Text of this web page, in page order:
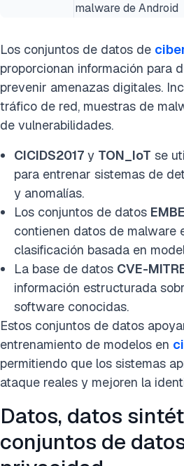
malware de Android
Los conjuntos de datos de
proporcionan información para
prevenir amenazas digitales.
tráfico de red, muestras de
de vulnerabilidades.
CICIDS2017 y TON_IoT se
para entrenar sistemas de
y anomalías.
Los conjuntos de datos
contienen datos de malware
clasificación basada en
La base de datos CVE-
información estructurada
software conocidas.
Estos conjuntos de datos
entrenamiento de modelos en
permitiendo que los sistemas
ataque reales y mejoren la
Datos, datos
conjuntos de